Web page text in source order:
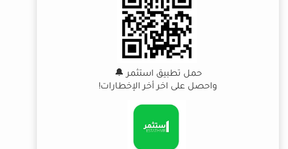
حمل تطبيق استثمر 🔔
واحصل على اخر أخر الإخطارات!